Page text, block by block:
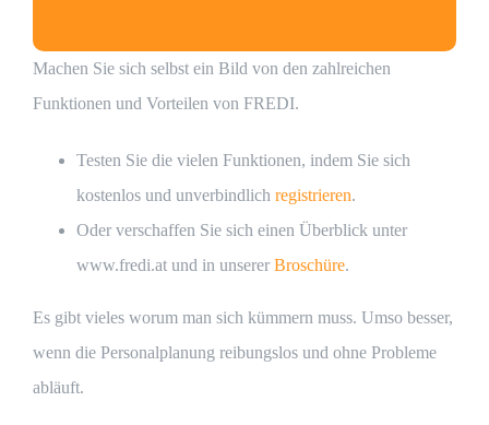
Machen Sie sich selbst ein Bild von den zahlreichen
Funktionen und Vorteilen von FREDI.
Testen Sie die vielen Funktionen, indem Sie sich
kostenlos und unverbindlich registrieren.
Oder verschaffen Sie sich einen Überblick unter
www.fredi.at und in unserer Broschüre.
Es gibt vieles worum man sich kümmern muss. Umso besser,
wenn die Personalplanung reibungslos und ohne Probleme
abläuft.